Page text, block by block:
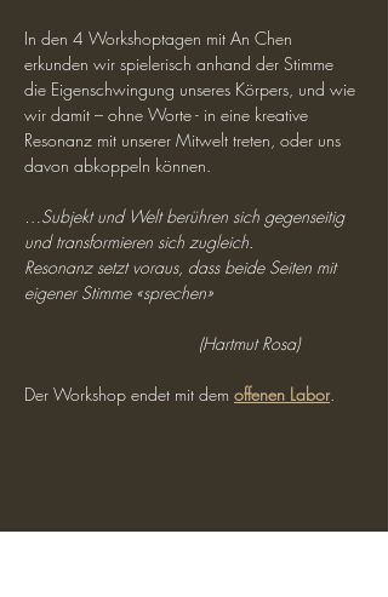
In den 4 Workshoptagen mit An Chen
erkunden wir spielerisch anhand der Stimme
die Eigenschwingung unseres Körpers, und wie
wir damit – ohne Worte - in eine kreative
Resonanz mit unserer Mitwelt treten, oder uns
davon abkoppeln können.
…Subjekt und Welt berühren sich gegenseitig
und transformieren sich zugleich.
Resonanz setzt voraus, dass beide Seiten mit
eigener Stimme «sprechen»
(Hartmut Rosa)
Der Workshop endet mit dem offenen Labor.